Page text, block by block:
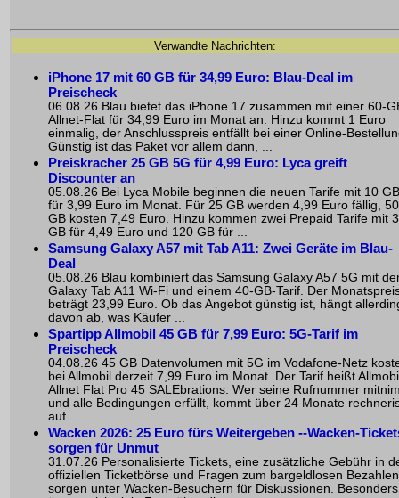
Verwandte Nachrichten:
iPhone 17 mit 60 GB für 34,99 Euro: Blau-Deal im
Preischeck
06.08.26 Blau bietet das iPhone 17 zusammen mit einer 60-
Allnet-Flat für 34,99 Euro im Monat an. Hinzu kommt 1 Euro
einmalig, der Anschlusspreis entfällt bei einer Online-
Günstig ist das Paket vor allem dann, ...
Preiskracher 25 GB 5G für 4,99 Euro: Lyca greift
Discounter an
05.08.26 Bei Lyca Mobile beginnen die neuen Tarife mit 10 GB
für 3,99 Euro im Monat. Für 25 GB werden 4,99 Euro fällig, 50
GB kosten 7,49 Euro. Hinzu kommen zwei Prepaid Tarife mit
GB für 4,49 Euro und 120 GB für ...
Samsung Galaxy A57 mit Tab A11: Zwei Geräte im Blau-
Deal
05.08.26 Blau kombiniert das Samsung Galaxy A57 5G mit
Galaxy Tab A11 Wi-Fi und einem 40-GB-Tarif. Der
beträgt 23,99 Euro. Ob das Angebot günstig ist, hängt
davon ab, was Käufer ...
Spartipp Allmobil 45 GB für 7,99 Euro: 5G-Tarif im
Preischeck
04.08.26 45 GB Datenvolumen mit 5G im Vodafone-Netz
bei Allmobil derzeit 7,99 Euro im Monat. Der Tarif heißt
Allnet Flat Pro 45 SALEbrations. Wer seine Rufnummer
und alle Bedingungen erfüllt, kommt über 24 Monate
auf ...
Wacken 2026: 25 Euro fürs Weitergeben --Wacken-
sorgen für Unmut
31.07.26 Personalisierte Tickets, eine zusätzliche Gebühr in
offiziellen Ticketbörse und Fragen zum bargeldlosen Bezahlen
sorgen unter Wacken-Besuchern für Diskussionen. Besonders